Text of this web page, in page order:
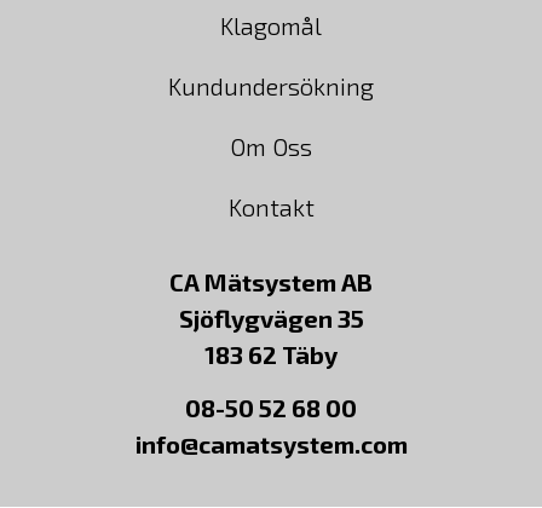
Klagomål
Kundundersökning
Om Oss
Kontakt
CA Mätsystem AB
Sjöflygvägen 35
183 62 Täby
08-50 52 68 00
info@camatsystem.com